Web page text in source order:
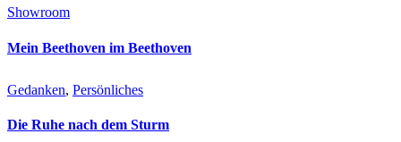
Showroom
Mein Beethoven im Beethoven
Gedanken, Persönliches
Die Ruhe nach dem Sturm